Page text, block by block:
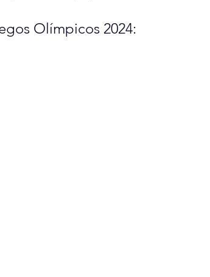
Olímpicos 2024: